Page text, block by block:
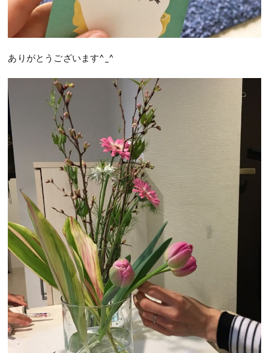
ありがとうございます^_^